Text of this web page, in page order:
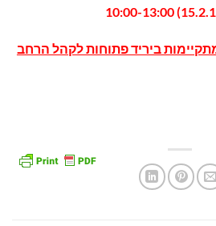
ביריד פתוחות לקהל הרחב